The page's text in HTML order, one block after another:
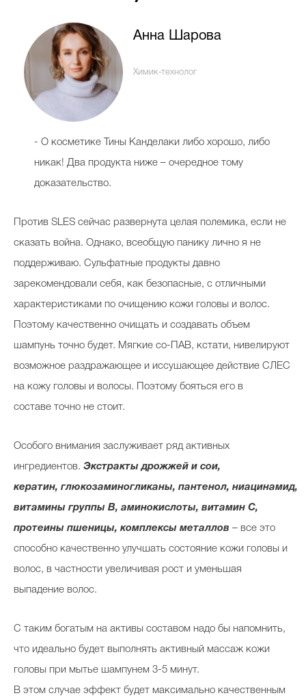
Анна Шарова
Химик-технолог
- О косметике Тины Канделаки либо хорошо, либо
никак! Два продукта ниже – очередное тому
доказательство.
Против SLES сейчас развернута целая полемика, если не
сказать война. Однако, всеобщую панику лично я не
поддерживаю. Сульфатные продукты давно
зарекомендовали себя, как безопасные, с отличными
характеристиками по очищению кожи головы и волос.
Поэтому качественно очищать и создавать объем
шампунь точно будет. Мягкие со-ПАВ, кстати, нивелируют
возможное раздражающее и иссушающее действие СЛЕС
на кожу головы и волосы. Поэтому бояться его в
составе точно не стоит.
Особого внимания заслуживает ряд активных
ингредиентов. Экстракты дрожжей и сои,
кератин, глюкозаминогликаны, пантенол, ниацинамид,
витамины группы В, аминокислоты, витамин С,
протеины пшеницы, комплексы металлов – все это
способно качественно улучшать состояние кожи головы и
волос, в частности увеличивая рост и уменьшая
выпадение волос.
С таким богатым на активы составом надо бы напомнить,
что идеально будет выполнять активный массаж кожи
головы при мытье шампунем 3-5 минут.
В этом случае эффект будет максимально качественным